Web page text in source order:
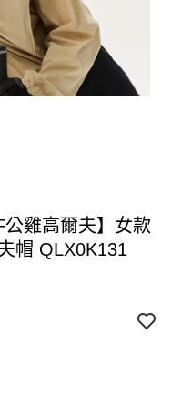
公雞高爾夫】女款
帽 QLX0K131